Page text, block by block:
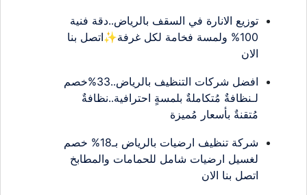
توزيع الانارة في السقف بالرياض..دقة فنية
100% ولمسة فخامة لكل غرفة✨اتصل بنا
الان
افضل شركات التنظيف بالرياض..33%خصم
لـنظافةٌ مُتكاملةٌ بلمسةٍ احترافية..نظافةٌ
مُتقنةٌ بأسعار مُميزة
شركة تنظيف ارضيات بالرياض بـ18% خصم
لغسيل ارضيات شامل للحمامات والمطابخ
اتصل بنا الان